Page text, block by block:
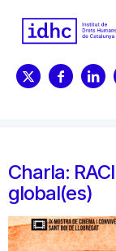
Charla:
global(es)